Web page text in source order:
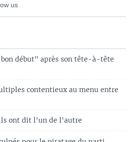
us
début" après son tête-à-tête
contentieux au menu entre
ont dit l'un de l'autre